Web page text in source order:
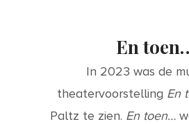
En
In 2023 was de
theatervoorstelling En
Paltz te zien. En toen…